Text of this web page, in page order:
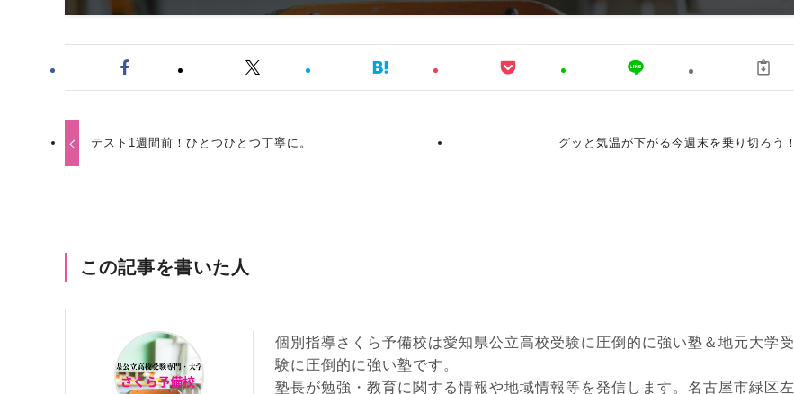
テスト1週間前！ひとつひとつ丁寧に。 グッと気温が下がる今週末を乗り切ろう！
この記事を書いた人
個別指導さくら予備校は愛知県公立高校受験に圧倒的に強い塾＆地元大学受
験に圧倒的に強い塾です。
塾長が勉強・教育に関する情報や地域情報等を発信します。名古屋市緑区左